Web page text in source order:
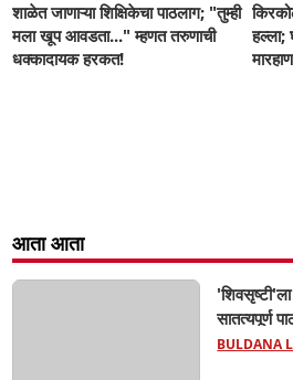
शाळेत जाणाऱ्या शिक्षिकेचा पाठलाग; "तुम्ही
मला खूप आवडता..." म्हणत तरुणाची
धक्कादायक हरकत!
हल्ला;
आता आता
सातत्यपूर्ण
साकारणार
BULDANA